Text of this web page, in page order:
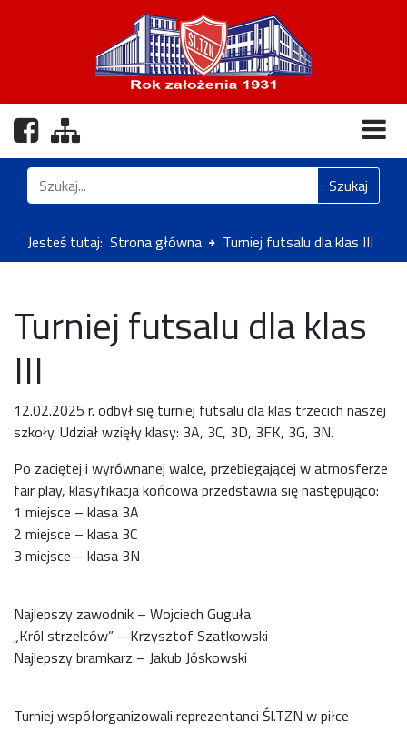
Nasz profil na Facebooku
Jesteś tutaj: Strona główna Turniej futsalu dla klas III
Znajdź na stronie Szukaj
Turniej futsalu dla klas
III
12.02.2025 r. odbył się turniej futsalu dla klas trzecich naszej
szkoły. Udział wzięły klasy: 3A, 3C, 3D, 3FK, 3G, 3N.
Po zaciętej i wyrównanej walce, przebiegającej w atmosferze
fair play, klasyfikacja końcowa przedstawia się następująco:
1 miejsce – klasa 3A
2 miejsce – klasa 3C
3 miejsce – klasa 3N
Najlepszy zawodnik – Wojciech Guguła
„Król strzelców” – Krzysztof Szatkowski
Najlepszy bramkarz – Jakub Jóskowski
Turniej współorganizowali reprezentanci Śl.TZN w piłce